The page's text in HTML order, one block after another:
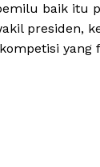
baik itu
presiden,
yang